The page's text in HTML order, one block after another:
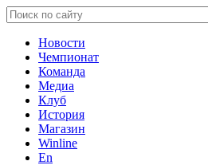
Новости
Чемпионат
Команда
Медиа
Клуб
История
Магазин
Winline
En